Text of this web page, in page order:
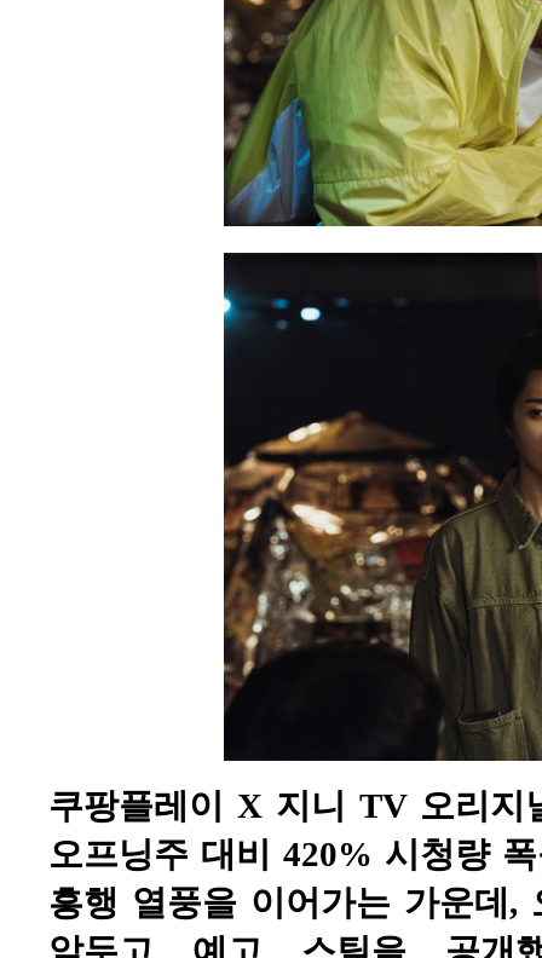
쿠팡플레이 X 지니 TV 오리
오프닝주 대비 420% 시청량
흥행 열풍을 이어가는 가운데,
앞두고 예고 스틸을 공개